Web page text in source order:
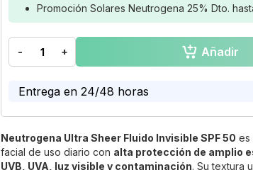
Promoción Solares Neutrogena 25% Dto.
- + Añadir
Entrega en 24/48 horas
Neutrogena Ultra Sheer Fluido Invisible SPF 50 es
facial de uso diario con alta protección de amplio
UVB, UVA, luz visible y contaminación. Su textura